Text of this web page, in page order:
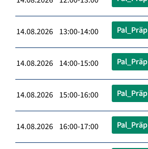
14.08.2026 13:00-14:00 Pal_Präp
14.08.2026 14:00-15:00 Pal_Präp
14.08.2026 15:00-16:00 Pal_Präp
14.08.2026 16:00-17:00 Pal_Präp